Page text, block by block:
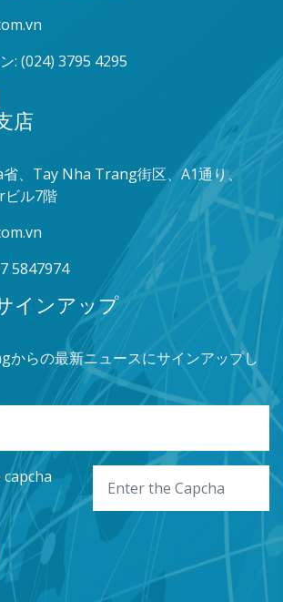
: (024) 3795 4295
店
、Tay Nha Trang街区、A1通り、
ル7階
5847974
インアップ
らの最新ニュースにサインアップし